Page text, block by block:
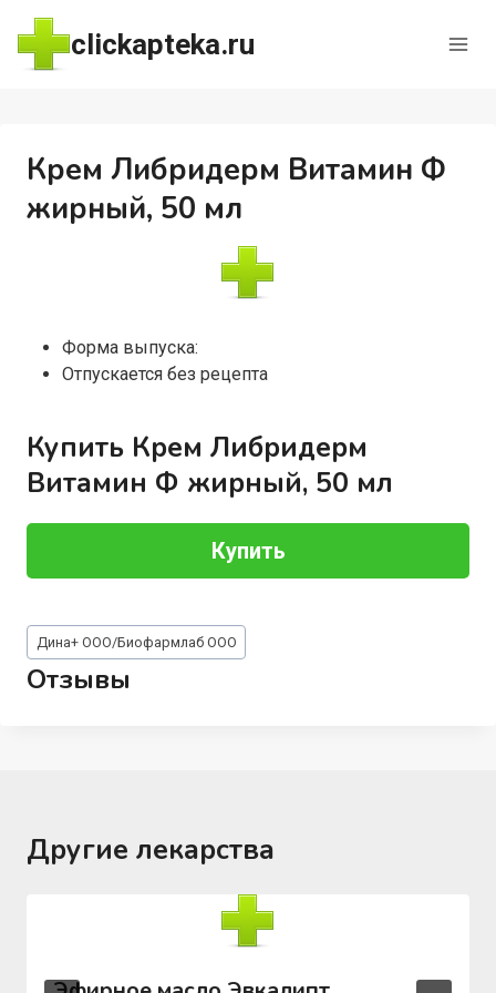
Перейти
содержимому
clickapteka.ru
Крем Либридерм Витамин Ф
жирный, 50 мл
Форма выпуска:
Отпускается без рецепта
Купить Крем Либридерм
Витамин Ф жирный, 50 мл
Купить
Метки
записи:
Дина+ ООО/Биофармлаб ООО
Отзывы
Другие лекарства